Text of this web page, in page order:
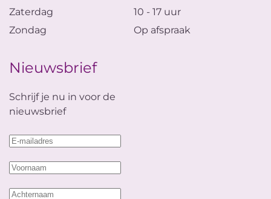
Zaterdag
10 - 17 uur
Zondag
Op afspraak
Nieuwsbrief
Schrijf je nu in voor de
nieuwsbrief